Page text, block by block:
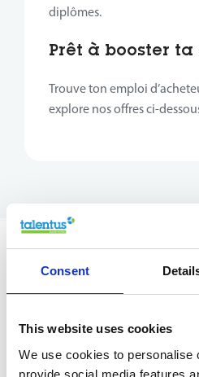
Consent
This website uses cookies
We use cookies to personalise
provide social media features
diplômes.
Prêt à booster
Trouve ton emploi
explore nos offres ci-
Voici les